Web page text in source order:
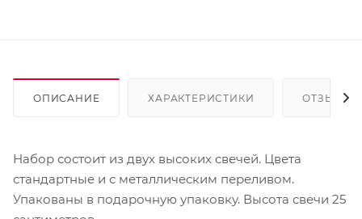
ОПИСАНИЕ ХАРАКТЕРИСТИКИ ОТЗЫВЫ
Набор состоит из двух высоких свечей. Цвета
стандартные и с металлическим переливом.
Упакованы в подарочную упаковку. Высота свечи 25